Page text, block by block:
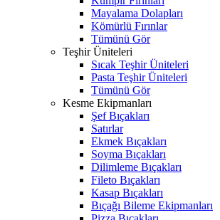
Mayalama Dolapları
Kömürlü Fırınlar
Tümünü Gör
Teşhir Üniteleri
Sıcak Teşhir Üniteleri
Pasta Teşhir Üniteleri
Tümünü Gör
Kesme Ekipmanları
Şef Bıçakları
Satırlar
Ekmek Bıçakları
Soyma Bıçakları
Dilimleme Bıçakları
Fileto Bıçakları
Kasap Bıçakları
Bıçağı Bileme Ekipmanları